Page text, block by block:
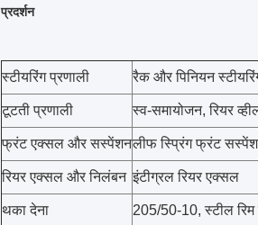
प्रदर्शन
स्टीयरिंग प्रणाली रैक और पिनियन
टूटती प्रणाली स्व-समायोजन, रियर
फ्रंट एक्सल और सस्पेंशनलीफ स्प्रिंग फ्रंट
रियर एक्सल और निलंबन इंटीग्रल रियर एक्सल
थका देना 205/50-10, स्टील